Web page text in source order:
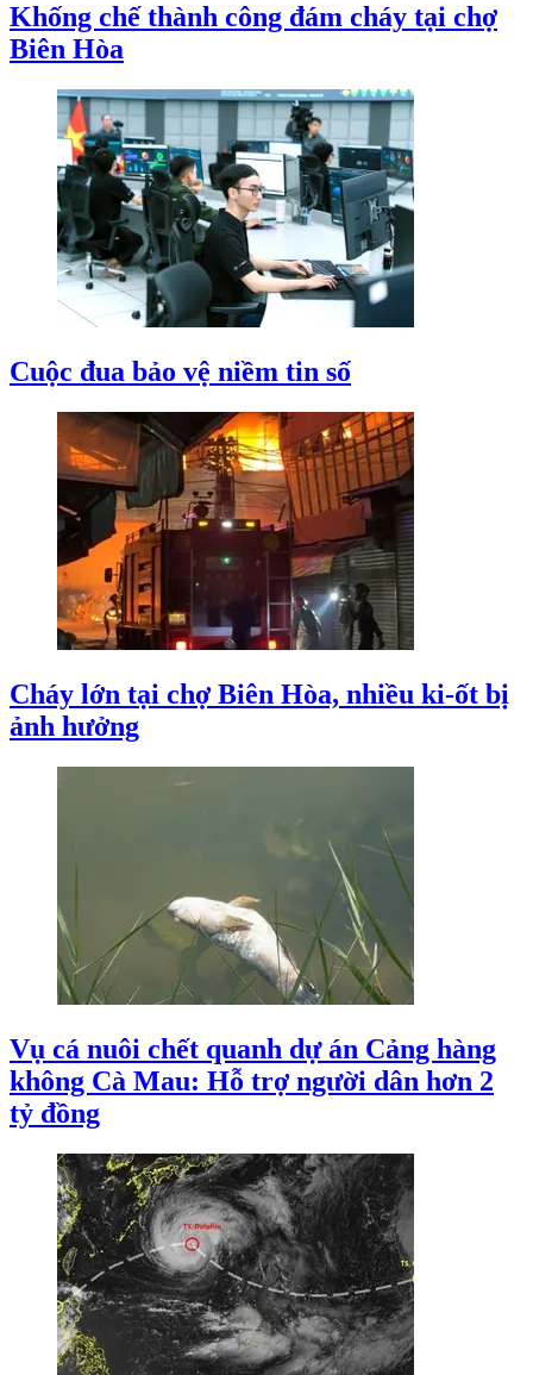
Khống chế thành công đám cháy tại chợ
Biên Hòa
Cuộc đua bảo vệ niềm tin số
Cháy lớn tại chợ Biên Hòa, nhiều ki-ốt bị
ảnh hưởng
Vụ cá nuôi chết quanh dự án Cảng hàng
không Cà Mau: Hỗ trợ người dân hơn 2
tỷ đồng